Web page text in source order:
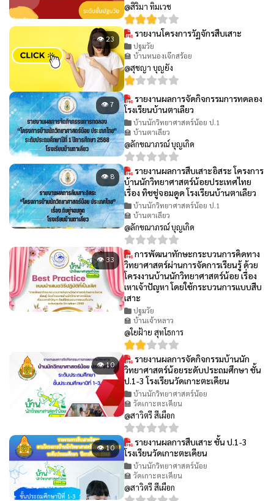
@สิริมา ทิมเวช
👁 23 รายงานโครงการวัฏจักรสืบเสาะ
ปฐมวัย
🏫 บ้านหนองเจ๊กสร้อย
@สุชญา บุญยัง
👁 7
รายงานผลการจัดกิจกรรมการทดลอง
โรงเรียนบ้านตาเลียว
บ้านนักวิทยาศาสตร์น้อย ป.1
🏫 บ้านตาเลียว
@ลักขณาภรณ์ บุญเกิด
👁 8
รายงานผลการสืบเสาะอิสระ โครงการ
บ้านนักวิทยาศาสตร์น้อยประเทศไทย
เรื่อง ทิชชู่จอมดูด โรงเรียนบ้านตาเลียว
บ้านนักวิทยาศาสตร์น้อย ป.1
🏫 บ้านตาเลียว
@ลักขณาภรณ์ บุญเกิด
👁 33
การพัฒนาทักษะกระบวนการคิดทาง
วิทยาศาสตร์ผ่านการจัดการเรียนรู้ ด้วย
โครงงานบ้านนักวิทยาศาสตร์น้อย เรื่อง
เหาเจ้าปัญหา โดยใช้กระบวนการแบบสืบ
เสาะ
ปฐมวัย
🏫 บ้านเจ้าหลาว
@ใยฝ้าย สุทโธการ
👁 10
รายงานผลการจัดกิจกรรมบ้านนัก
วิทยาศาสตร์น้อยระดับประถมศึกษา ชั้น
ป.1-3 โรงเรียนวัดเกาะตะเคียน
บ้านนักวิทยาศาสตร์น้อย
🏫 วัดเกาะตะเคียน
@สาวิตรี สีเผือก
👁 10
รายงานผลการสืบเสาะ ชั้น ป.1-3
โรงเรียนวัดเกาะตะเคียน
บ้านนักวิทยาศาสตร์น้อย
🏫 วัดเกาะตะเคียน
@สาวิตรี สีเผือก